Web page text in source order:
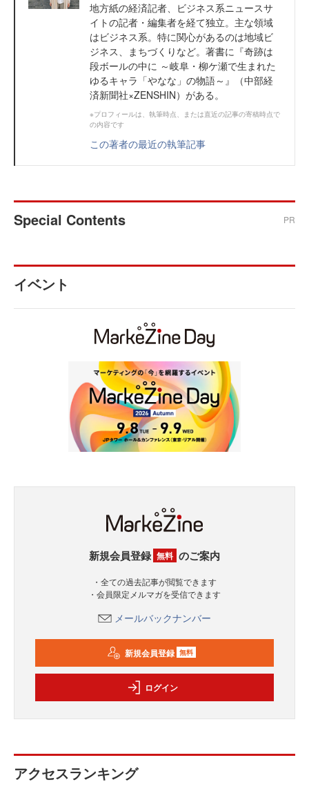
地方紙の経済記者、ビジネス系ニュースサ
イトの記者・編集者を経て独立。主な領域
はビジネス系。特に関心があるのは地域ビ
ジネス、まちづくりなど。著書に『奇跡は
段ボールの中に ～岐阜・柳ケ瀬で生まれた
ゆるキャラ「やなな」の物語～』（中部経
済新聞社×ZENSHIN）がある。
※プロフィールは、執筆時点、または直近の記事の寄稿時点で
の内容です
この著者の最近の執筆記事
Special Contents PR
イベント
新規会員登録 無料 のご案内
・全ての過去記事が閲覧できます
・会員限定メルマガを受信できます
メールバックナンバー
新規会員登録 無料
ログイン
アクセスランキング